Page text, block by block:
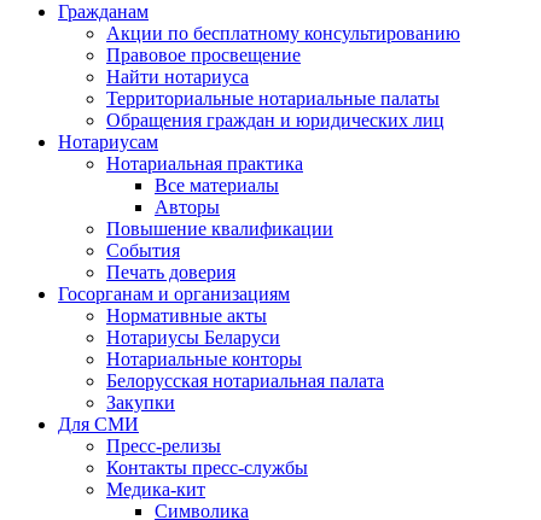
Гражданам
Акции по бесплатному консультированию
Правовое просвещение
Найти нотариуса
Территориальные нотариальные палаты
Обращения граждан и юридических лиц
Нотариусам
Нотариальная практика
Все материалы
Авторы
Повышение квалификации
События
Печать доверия
Госорганам и организациям
Нормативные акты
Нотариусы Беларуси
Нотариальные конторы
Белорусская нотариальная палата
Закупки
Для СМИ
Пресс-релизы
Контакты пресс-службы
Медика-кит
Символика